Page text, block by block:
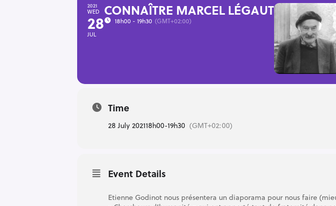
2021
WED
28
JUL
CONNAÎTRE MARCEL LÉGAUT
18h00 - 19h30 (GMT+02:00)
Time
28 July 202118h00-19h30 (GMT+02:00)
Event Details
Etienne Godinot nous présentera un diaporama pour nous faire